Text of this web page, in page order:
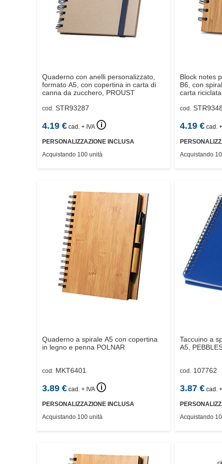
Quaderno con anelli personalizzato,
formato A5, con copertina in carta di
canna da zucchero, PROUST
cod. STR93287
4.19 € cad. + IVA 🛈
PERSONALIZZAZIONE INCLUSA
Acquistando 100 unità
Block notes
B6, con
carta
cod.
4.19€ cad.
Acquistando
Quaderno a spirale A5 con copertina
in legno e penna POLNAR
cod. MKT6401
3.89 € cad. + IVA 🛈
PERSONALIZZAZIONE INCLUSA
Acquistando 100 unità
Taccuino a
A5,
cod. 107762
3.87€ cad.
Acquistando